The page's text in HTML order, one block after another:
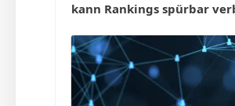
kann Rankings spürbar